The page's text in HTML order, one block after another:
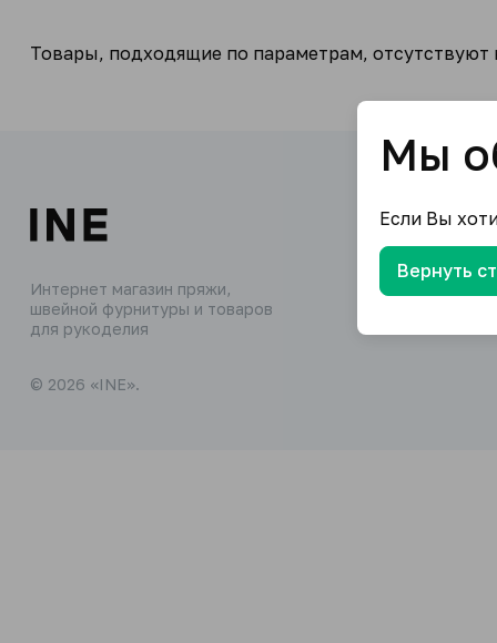
Товары, подходящие по параметрам, отсутствуют
Интернет магазин пряжи,
швейной фурнитуры и товаров
для рукоделия
© 2026 «INE».
Мы
Если Вы
Вернуть